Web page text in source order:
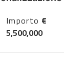
Importo €
5,500,000